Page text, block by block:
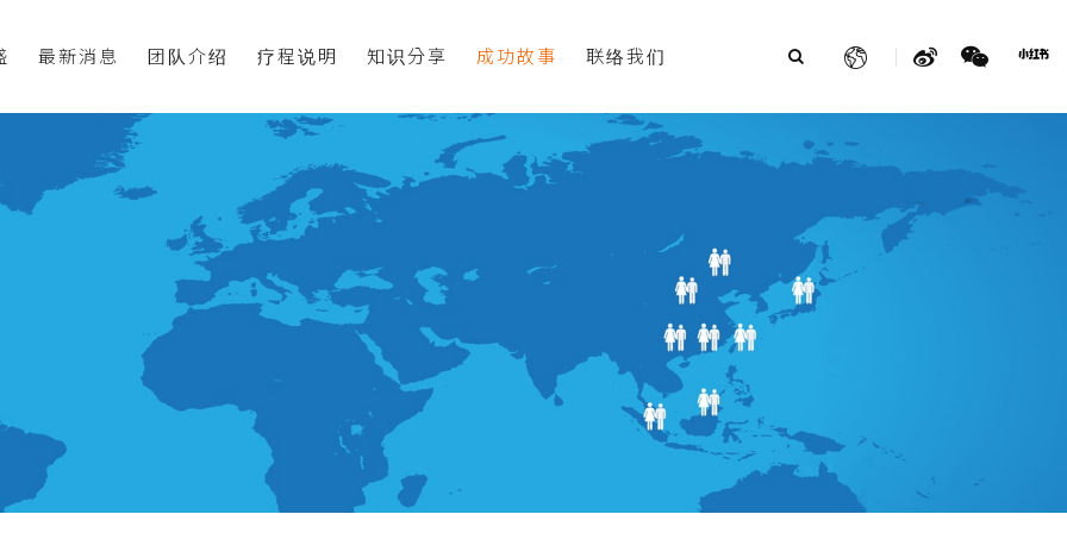
最新消息 团队介绍 疗程说明 知识分享 成功故事 联络我们